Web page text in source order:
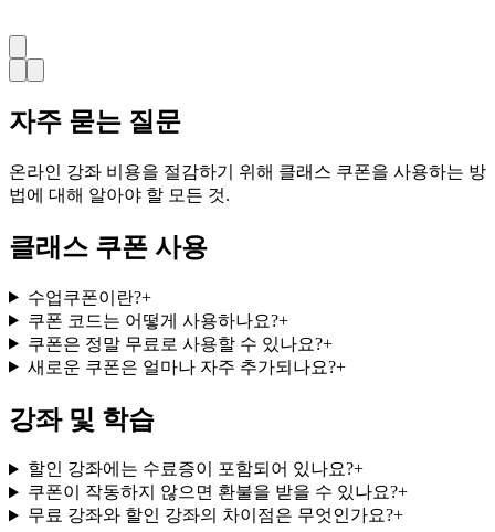
자주 묻는 질문
온라인 강좌 비용을 절감하기 위해 클래스 쿠폰을 사용하는 방
법에 대해 알아야 할 모든 것.
클래스 쿠폰 사용
수업쿠폰이란?+
쿠폰 코드는 어떻게 사용하나요?+
쿠폰은 정말 무료로 사용할 수 있나요?+
새로운 쿠폰은 얼마나 자주 추가되나요?+
강좌 및 학습
할인 강좌에는 수료증이 포함되어 있나요?+
쿠폰이 작동하지 않으면 환불을 받을 수 있나요?+
무료 강좌와 할인 강좌의 차이점은 무엇인가요?+